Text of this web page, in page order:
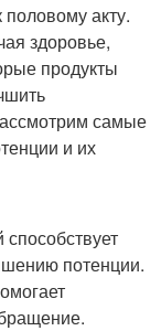
акту.
здоровье,
продукты
самые
и их
потенции.